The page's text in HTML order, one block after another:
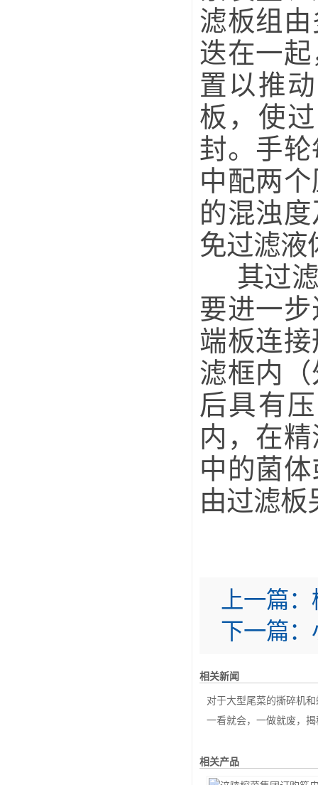
滤板组
迭在一
置以推
板，使
封。手
中配两
的混浊
免过滤液
其过
要进一
端板连
滤框内
后具有
内，在
中的菌
由过滤板
上一篇：
下一篇：
相关新闻
对于大型尾菜的撕碎机和螺旋压
一看就会，一做就废，
相关产品